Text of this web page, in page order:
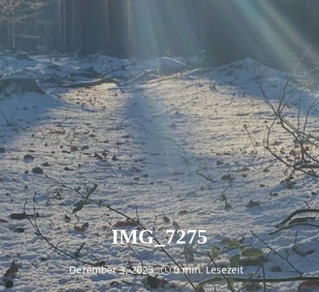
IMG_7275
Dezember 3, 2023 0 min. Lesezeit